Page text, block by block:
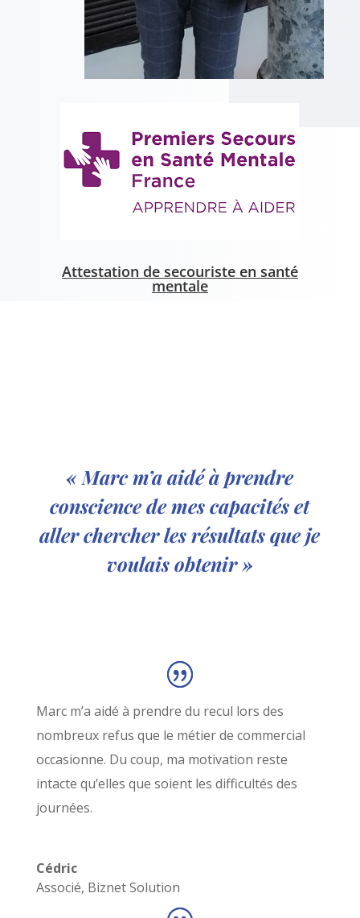
Attestation de secouriste en santé
mentale
« Marc m’a aidé à prendre
conscience de mes capacités et
aller chercher les résultats que je
voulais obtenir »
Marc m’a aidé à prendre du recul lors des
nombreux refus que le métier de commercial
occasionne. Du coup, ma motivation reste
intacte qu’elles que soient les difficultés des
journées.
Cédric
Associé, Biznet Solution